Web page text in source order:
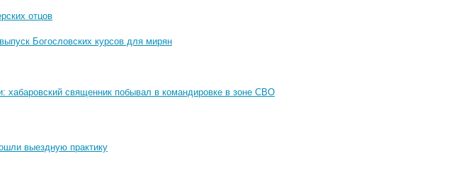
отцов
Богословских курсов для мирян
хабаровский священник побывал в командировке в зоне СВО
выездную практику